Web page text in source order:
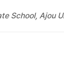
School, Ajou